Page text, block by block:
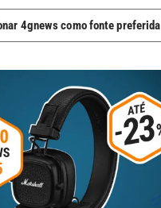
4gnews como fonte preferida